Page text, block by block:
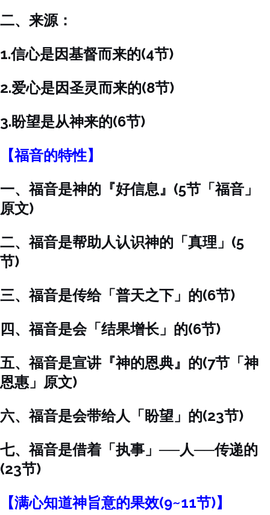
二、来源：
1.信心是因基督而来的(4节)
2.爱心是因圣灵而来的(8节)
3.盼望是从神来的(6节)
【福音的特性】
一、福音是神的『好信息』(5节「福音」
原文)
二、福音是帮助人认识神的「真理」(5
节)
三、福音是传给「普天之下」的(6节)
四、福音是会「结果增长」的(6节)
五、福音是宣讲『神的恩典』的(7节「神
恩惠」原文)
六、福音是会带给人「盼望」的(23节)
七、福音是借着「执事」──人──传递的
(23节)
【满心知道神旨意的果效(9~11节)】